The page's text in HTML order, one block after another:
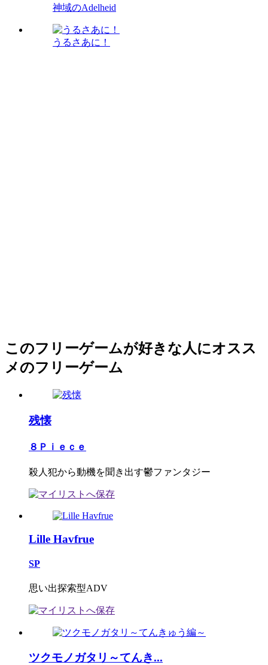
神域のAdelheid
うるさあに！
このフリーゲームが好きな人にオスス
メのフリーゲーム
残懐
８Ｐｉｅｃｅ
殺人犯から動機を聞き出す鬱ファンタジー
Lille Havfrue
SP
思い出探索型ADV
ツクモノガタリ～てんき...